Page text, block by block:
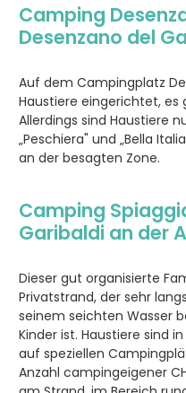
Camping
Desenzano del
Auf dem Campingplatz
Haustiere eingerichtet, es
Allerdings sind Haustiere
„Peschiera" und „Bella
an der besagten Zone.
Camping
Garibaldi an der
Dieser gut organisierte
Privatstrand, der sehr
seinem seichten Wasser
Kinder ist. Haustiere sind
auf speziellen
Anzahl campingeigener